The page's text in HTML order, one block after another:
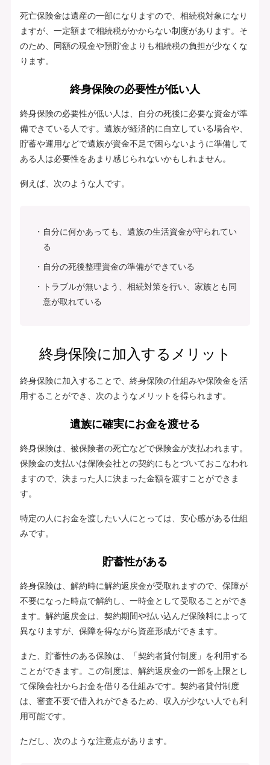
死亡保険金は遺産の一部になりますので、相続税対象になり
ますが、一定額まで相続税がかからない制度があります。そ
のため、同額の現金や預貯金よりも相続税の負担が少なくな
ります。
終身保険の必要性が低い人
終身保険の必要性が低い人は、自分の死後に必要な資金が準
備できている人です。遺族が経済的に自立している場合や、
貯蓄や運用などで遺族が資金不足で困らないように準備して
ある人は必要性をあまり感じられないかもしれません。
例えば、次のような人です。
自分に何かあっても、遺族の生活資金が守られてい
る
自分の死後整理資金の準備ができている
トラブルが無いよう、相続対策を行い、家族とも同
意が取れている
終身保険に加入するメリット
終身保険に加入することで、終身保険の仕組みや保険金を活
用することができ、次のようなメリットを得られます。
遺族に確実にお金を渡せる
終身保険は、被保険者の死亡などで保険金が支払われます。
保険金の支払いは保険会社との契約にもとづいておこなわれ
ますので、決まった人に決まった金額を渡すことができま
す。
特定の人にお金を渡したい人にとっては、安心感がある仕組
みです。
貯蓄性がある
終身保険は、解約時に解約返戻金が受取れますので、保障が
不要になった時点で解約し、一時金として受取ることができ
ます。解約返戻金は、契約期間や払い込んだ保険料によって
異なりますが、保障を得ながら資産形成ができます。
また、貯蓄性のある保険は、「契約者貸付制度」を利用する
ことができます。この制度は、解約返戻金の一部を上限とし
て保険会社からお金を借りる仕組みです。契約者貸付制度
は、審査不要で借入れができるため、収入が少ない人でも利
用可能です。
ただし、次のような注意点があります。